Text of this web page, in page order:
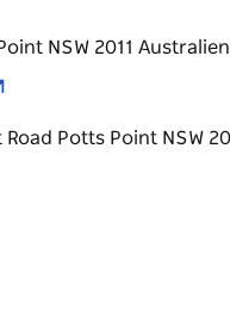
NSW 2011 Australien